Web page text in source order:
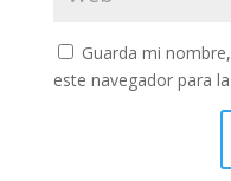
Guarda mi
este navegador para